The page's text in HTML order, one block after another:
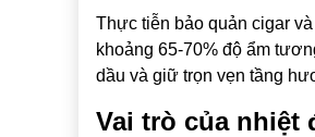
Thực tiễn bảo quản cigar
khoảng 65-70% độ ẩm
dầu và giữ trọn vẹn tầng
Vai trò của